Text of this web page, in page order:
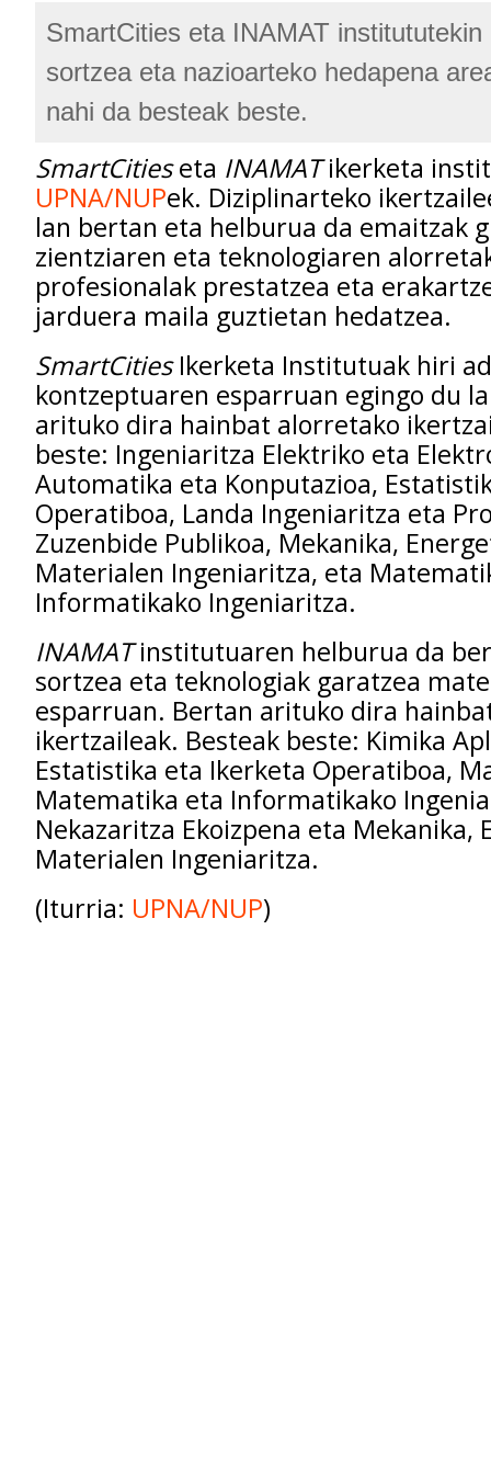
SmartCities eta INAMAT
sortzea eta nazioarteko hedapena
nahi da besteak beste.
SmartCitieseta INAMATikerketa
UPNA/NUPek. Diziplinarteko
lan bertan eta helburua da emaitzak
zientziaren eta teknologiaren
profesionalak prestatzea eta
jarduera maila guztietan hedatzea.
SmartCitiesIkerketa Institutuak hiri
kontzeptuaren esparruan egingo du
arituko dira hainbat alorretako
beste: Ingeniaritza Elektriko eta
Automatika eta Konputazioa,
Operatiboa, Landa Ingeniaritza eta
Zuzenbide Publikoa, Mekanika,
Materialen Ingeniaritza, eta
Informatikako Ingeniaritza.
INAMATinstitutuaren helburua da
sortzea eta teknologiak garatzea
esparruan. Bertan arituko dira
ikertzaileak. Besteak beste: Kimika
Estatistika eta Ikerketa Operatiboa,
Matematika eta Informatikako
Nekazaritza Ekoizpena eta Mekanika,
Materialen Ingeniaritza.
(Iturria: UPNA/NUP)